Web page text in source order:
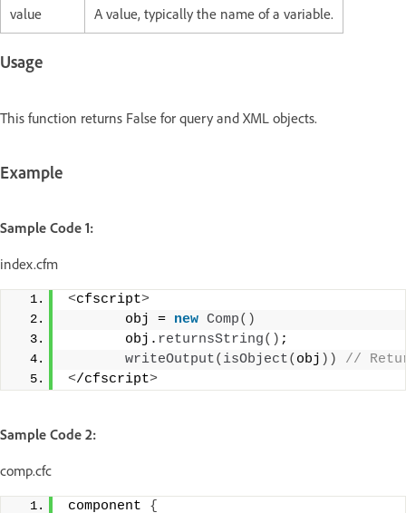
value A value, typically the name of a variable.
Usage
This function returns False for query and XML objects.
Example
Sample Code 1:
index.cfm
<cfscript>
       obj =
new Comp()
       obj.
returnsString() ;
writeOutput( isObject( obj ))
//
</cfscript>
Sample Code 2:
comp.cfc
component {